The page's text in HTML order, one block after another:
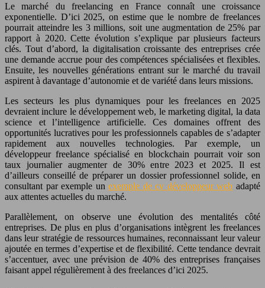
Le marché du freelancing en France connaît une croissance
exponentielle. D’ici 2025, on estime que le nombre de freelances
pourrait atteindre les 3 millions, soit une augmentation de 25% par
rapport à 2020. Cette évolution s’explique par plusieurs facteurs
clés. Tout d’abord, la digitalisation croissante des entreprises crée
une demande accrue pour des compétences spécialisées et flexibles.
Ensuite, les nouvelles générations entrant sur le marché du travail
aspirent à davantage d’autonomie et de variété dans leurs missions.
Les secteurs les plus dynamiques pour les freelances en 2025
devraient inclure le développement web, le marketing digital, la data
science et l’intelligence artificielle. Ces domaines offrent des
opportunités lucratives pour les professionnels capables de s’adapter
rapidement aux nouvelles technologies. Par exemple, un
développeur freelance spécialisé en blockchain pourrait voir son
taux journalier augmenter de 30% entre 2023 et 2025. Il est
d’ailleurs conseillé de préparer un dossier professionnel solide, en
consultant par exemple unexemple de cv développeur web adapté
aux attentes actuelles du marché.
Parallèlement, on observe une évolution des mentalités côté
entreprises. De plus en plus d’organisations intègrent les freelances
dans leur stratégie de ressources humaines, reconnaissant leur valeur
ajoutée en termes d’expertise et de flexibilité. Cette tendance devrait
s’accentuer, avec une prévision de 40% des entreprises françaises
faisant appel régulièrement à des freelances d’ici 2025.